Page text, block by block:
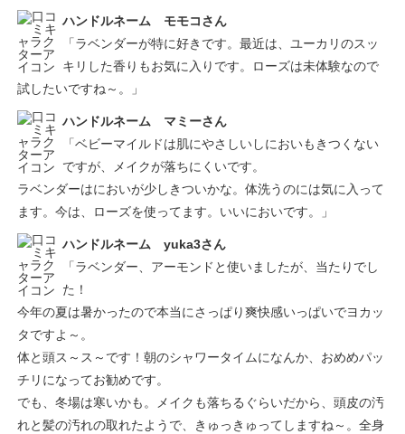
ハンドルネーム モモコさん
「ラベンダーが特に好きです。最近は、ユーカリのスッ
キリした香りもお気に入りです。ローズは未体験なので
試したいですね～。」
ハンドルネーム マミーさん
「ベビーマイルドは肌にやさしいしにおいもきつくない
ですが、メイクが落ちにくいです。
ラベンダーはにおいが少しきついかな。体洗うのには気に入って
ます。今は、ローズを使ってます。いいにおいです。」
ハンドルネーム yuka3さん
「ラベンダー、アーモンドと使いましたが、当たりでし
た！
今年の夏は暑かったので本当にさっぱり爽快感いっぱいでヨカッ
タですよ～。
体と頭ス～ス～です！朝のシャワータイムになんか、おめめパッ
チリになってお勧めです。
でも、冬場は寒いかも。メイクも落ちるぐらいだから、頭皮の汚
れと髪の汚れの取れたようで、きゅっきゅってしますね～。全身